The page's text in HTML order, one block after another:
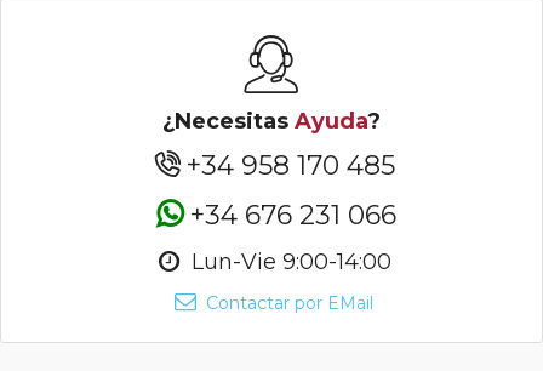
¿Necesitas Ayuda?
+34 958 170 485
+34 676 231 066
Lun-Vie 9:00-14:00
Contactar por EMail